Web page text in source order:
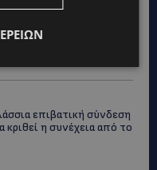
επιβατική σύνδεση
η συνέχεια από το